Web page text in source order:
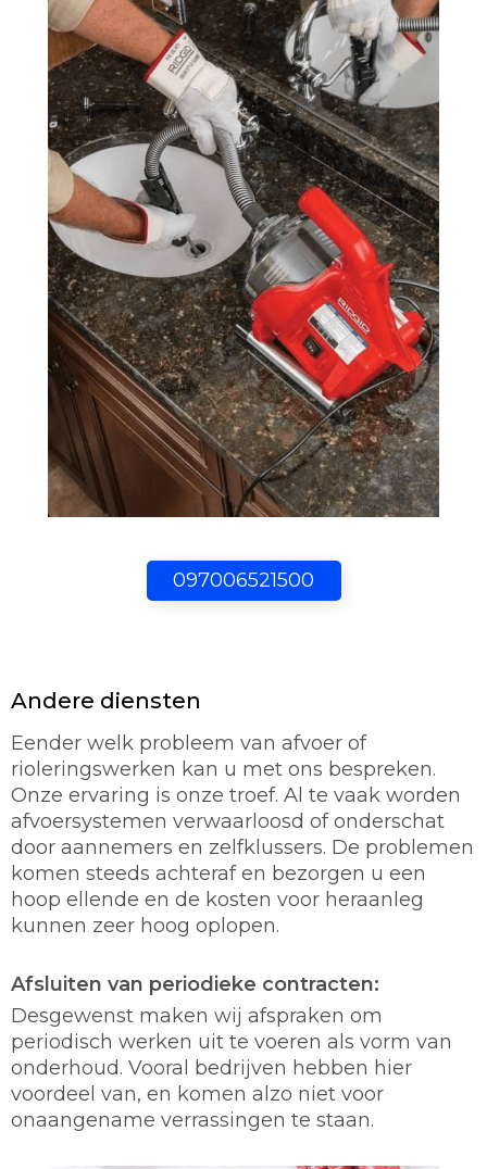
097006521500
Andere diensten
Eender welk probleem van afvoer of
rioleringswerken kan u met ons bespreken.
Onze ervaring is onze troef. Al te vaak worden
afvoersystemen verwaarloosd of onderschat
door aannemers en zelfklussers. De problemen
komen steeds achteraf en bezorgen u een
hoop ellende en de kosten voor heraanleg
kunnen zeer hoog oplopen.
Afsluiten van periodieke contracten:
Desgewenst maken wij afspraken om
periodisch werken uit te voeren als vorm van
onderhoud. Vooral bedrijven hebben hier
voordeel van, en komen alzo niet voor
onaangename verrassingen te staan.